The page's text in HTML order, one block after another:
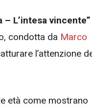
– L’intesa vincente”
condotta da Marco
l’attenzione
età come mostrano